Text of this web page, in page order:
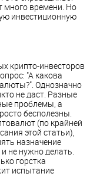
много времени. Но
инвестиционную
крипто-инвесторов
"А какова
Однозначно
не даст. Разные
проблемы, а
бесполезны.
(по крайней
этой статьи),
назначение
не нужно делать.
горстка
испытание